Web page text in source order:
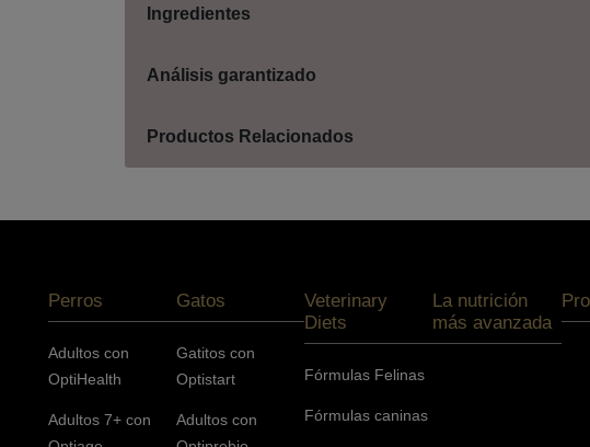
Ingredientes
Análisis garantizado
Productos Relacionados
Perros
Adultos con
OptiHealth
Adultos 7+ con
Gatos
Gatitos con
Optistart
Adultos con
Veterinary
Diets
Fórmulas Felinas
Fórmulas caninas
La nutrición
más avanzada